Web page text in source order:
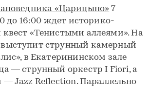
«Царицыно» 7
до 16:00 ждет историко-
квест «Тенистыми аллеями». На
струнный камерный
в Екатерининском зале
— струнный оркестр I Fiori, а
Jazz Reflection. Параллельно